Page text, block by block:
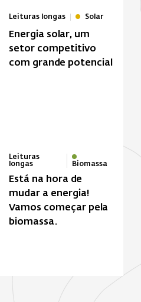
Leituras longas Solar
Energia solar, um
setor competitivo
com grande potencial
Leituras
longas
Biomassa
Está na hora de
mudar a energia!
Vamos começar pela
biomassa.
Energia solar